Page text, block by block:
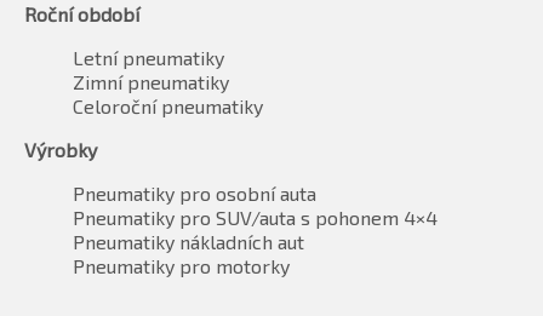
Roční období
Letní pneumatiky
Zimní pneumatiky
Celoroční pneumatiky
Výrobky
Pneumatiky pro osobní auta
Pneumatiky pro SUV/auta s pohonem 4×4
Pneumatiky nákladních aut
Pneumatiky pro motorky